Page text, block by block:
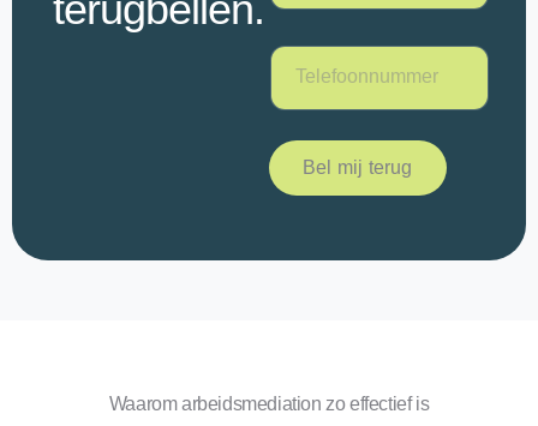
*
T
l
f
o
o
Bel mij terug
Waarom arbeidsmediation zo effectief is